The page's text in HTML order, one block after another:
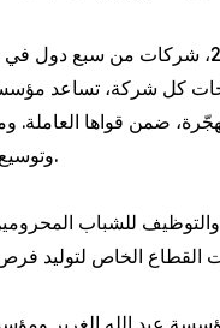
يجمع مشروع «ألف نجمة ونجمة» التابع لمؤسسة
شركة، تساعد مؤسسة
ضمن قواها
وتوسيع نطاق الوصول إلى كل من الوظائف وفرص التعاقد الرقمي.
منذ انطلاقه عام 2018، على سد الفجوة
عبد الله الغرير